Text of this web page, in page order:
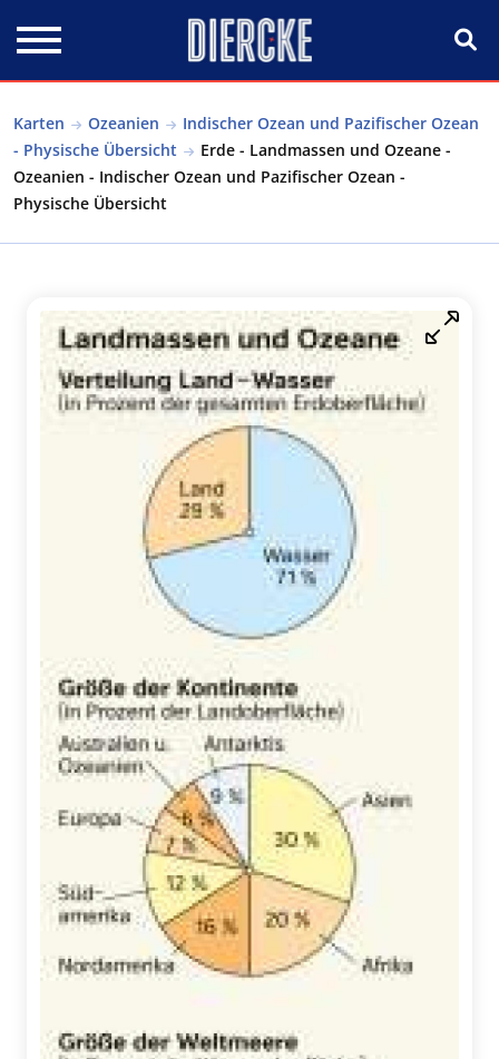
Karten Ozeanien
Indischer Ozean und Pazifischer Ozean
- Physische Übersicht
Erde - Landmassen und Ozeane -
Ozeanien - Indischer Ozean und Pazifischer Ozean -
Physische Übersicht